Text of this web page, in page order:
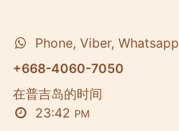
Phone, Viber, Whatsapp
+668-4060-7050
在普吉岛的时间
23:42 PM